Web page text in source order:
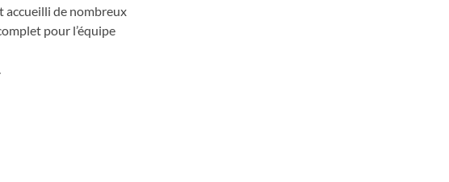
accueilli de nombreux
pour l’équipe